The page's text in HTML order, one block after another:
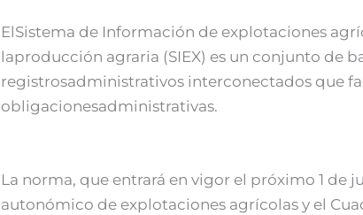
ElSistema de Información de explotaciones
laproducción agraria (SIEX) es un conjunto de
registrosadministrativos interconectados que
obligacionesadministrativas.
La norma, que entrará en vigor el próximo 1 de
autonómico de explotaciones agrícolas y el